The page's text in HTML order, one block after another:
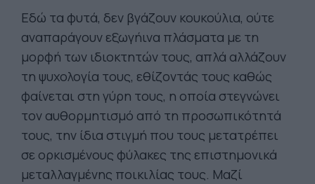
Εδώ τα φυτά, δεν βγάζουν κουκούλια, ούτε
αναπαράγουν εξωγήινα πλάσματα με τη
μορφή των ιδιοκτητών τους, απλά αλλάζουν
τη ψυχολογία τους, εθίζοντάς τους καθώς
φαίνεται στη γύρη τους, η οποία στεγνώνει
τον αυθορμητισμό από τη προσωπικότητά
τους, την ίδια στιγμή που τους μετατρέπει
σε ορκισμένους φύλακες της επιστημονικά
μεταλλαγμένης ποικιλίας τους. Μαζί